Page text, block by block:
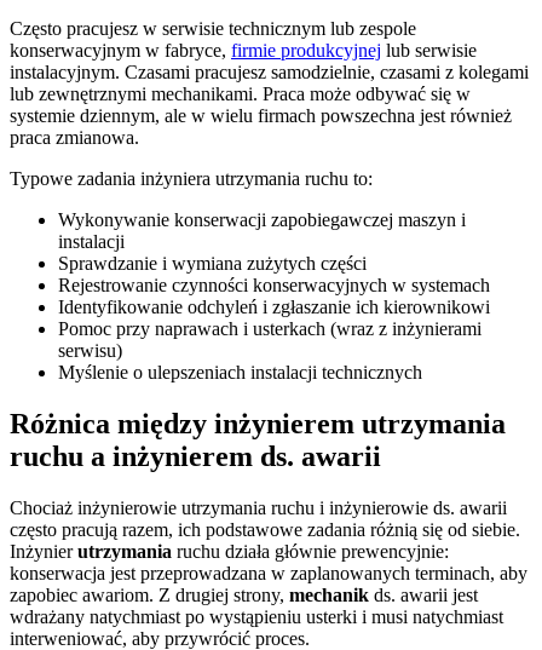
Często pracujesz w serwisie technicznym lub zespole
konserwacyjnym w fabryce, firmie produkcyjnej lub serwisie
instalacyjnym. Czasami pracujesz samodzielnie, czasami z kolegami
lub zewnętrznymi mechanikami. Praca może odbywać się w
systemie dziennym, ale w wielu firmach powszechna jest również
praca zmianowa.
Typowe zadania inżyniera utrzymania ruchu to:
Wykonywanie konserwacji zapobiegawczej maszyn i
instalacji
Sprawdzanie i wymiana zużytych części
Rejestrowanie czynności konserwacyjnych w systemach
Identyfikowanie odchyleń i zgłaszanie ich kierownikowi
Pomoc przy naprawach i usterkach (wraz z inżynierami
serwisu)
Myślenie o ulepszeniach instalacji technicznych
Różnica między inżynierem utrzymania
ruchu a inżynierem ds. awarii
Chociaż inżynierowie utrzymania ruchu i inżynierowie ds. awarii
często pracują razem, ich podstawowe zadania różnią się od siebie.
Inżynierutrzymania ruchu działa głównie prewencyjnie:
konserwacja jest przeprowadzana w zaplanowanych terminach, aby
zapobiec awariom. Z drugiej strony, mechanik ds. awarii jest
wdrażany natychmiast po wystąpieniu usterki i musi natychmiast
interweniować, aby przywrócić proces.